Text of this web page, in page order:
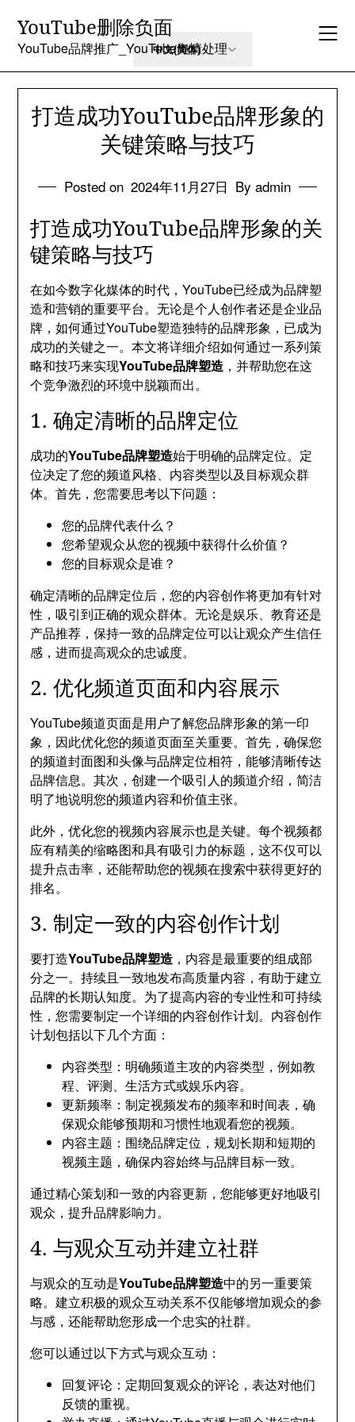
content
YouTube删除负面
YouTube品牌推广_YouTube舆情处理
打造成功YouTube品牌形象的
关键策略与技巧
Posted on 2024年11月27日 By admin
打造成功YouTube品牌形象的关
键策略与技巧
在如今数字化媒体的时代，YouTube已经成为品牌塑
造和营销的重要平台。无论是个人创作者还是企业品
牌，如何通过YouTube塑造独特的品牌形象，已成为
成功的关键之一。本文将详细介绍如何通过一系列策
略和技巧来实现YouTube品牌塑造 ，并帮助您在这
个竞争激烈的环境中脱颖而出。
1. 确定清晰的品牌定位
成功的YouTube品牌塑造始于明确的品牌定位。定
位决定了您的频道风格、内容类型以及目标观众群
体。首先，您需要思考以下问题：
您的品牌代表什么？
您希望观众从您的视频中获得什么价值？
您的目标观众是谁？
确定清晰的品牌定位后，您的内容创作将更加有针对
性，吸引到正确的观众群体。无论是娱乐、教育还是
产品推荐，保持一致的品牌定位可以让观众产生信任
感，进而提高观众的忠诚度。
2. 优化频道页面和内容展示
YouTube频道页面是用户了解您品牌形象的第一印
象，因此优化您的频道页面至关重要。首先，确保您
的频道封面图和头像与品牌定位相符，能够清晰传达
品牌信息。其次，创建一个吸引人的频道介绍，简洁
明了地说明您的频道内容和价值主张。
此外，优化您的视频内容展示也是关键。每个视频都
应有精美的缩略图和具有吸引力的标题，这不仅可以
提升点击率，还能帮助您的视频在搜索中获得更好的
排名。
3. 制定一致的内容创作计划
要打造YouTube品牌塑造 ，内容是最重要的组成部
分之一。持续且一致地发布高质量内容，有助于建立
品牌的长期认知度。为了提高内容的专业性和可持续
性，您需要制定一个详细的内容创作计划。内容创作
计划包括以下几个方面：
内容类型：明确频道主攻的内容类型，例如教
程、评测、生活方式或娱乐内容。
更新频率：制定视频发布的频率和时间表，确
保观众能够预期和习惯性地观看您的视频。
内容主题：围绕品牌定位，规划长期和短期的
视频主题，确保内容始终与品牌目标一致。
通过精心策划和一致的内容更新，您能够更好地吸引
观众，提升品牌影响力。
4. 与观众互动并建立社群
与观众的互动是YouTube品牌塑造中的另一重要策
略。建立积极的观众互动关系不仅能够增加观众的参
与感，还能帮助您形成一个忠实的社群。
您可以通过以下方式与观众互动：
回复评论：定期回复观众的评论，表达对他们
反馈的重视。